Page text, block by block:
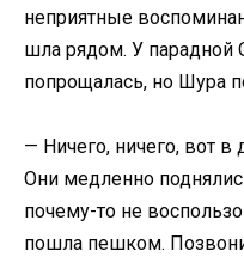
неприятные
шла рядом. У парадной
попрощалась, но Шура
— Ничего, ничего, вот
Они медленно
почему-то не
пошла пешком.